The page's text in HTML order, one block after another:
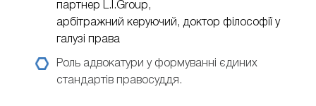
партнер L.I.Group,
арбітражний керуючий, доктор філософії у
галузі права
Роль адвокатури у формуванні єдиних
стандартів правосуддя.